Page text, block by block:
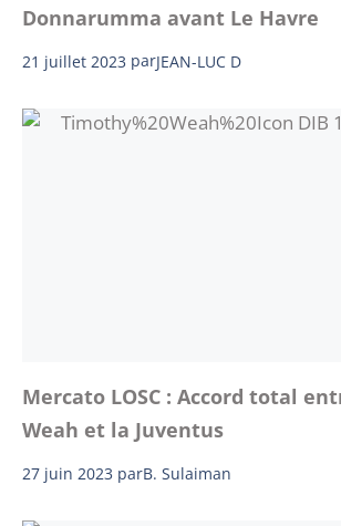
Donnarumma avant Le Havre
21 juillet 2023 parJEAN-LUC D
Mercato LOSC : Accord total
Weah et la Juventus
27 juin 2023 parB. Sulaiman